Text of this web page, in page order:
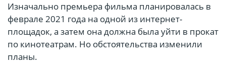
Изначально премьера фильма планировалась в
феврале 2021 года на одной из интернет-
площадок, а затем она должна была уйти в прокат
по кинотеатрам. Но обстоятельства изменили
планы.